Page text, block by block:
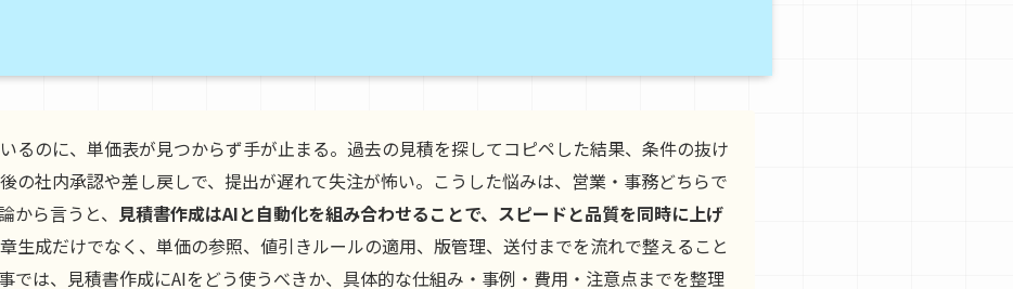
るのに、単価表が見つからず手が止まる。過去の見積を探してコピペした結果、条件の抜け
の社内承認や差し戻しで、提出が遅れて失注が怖い。こうした悩みは、営業・事務どちらで
から言うと、 見積書作成はAIと自動化を組み合わせることで、スピードと品質を同時に上げ
生成だけでなく、単価の参照、値引きルールの適用、版管理、送付までを流れで整えること
では、見積書作成にAIをどう使うべきか、具体的な仕組み・事例・費用・注意点までを整理